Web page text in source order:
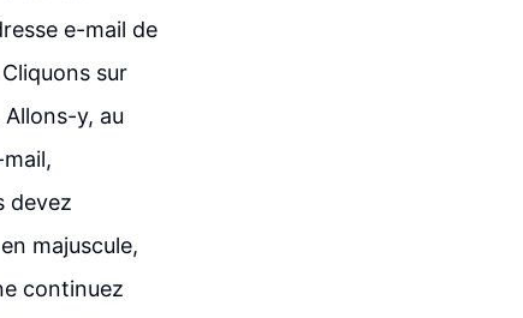
e-mail de
sur
y, au
devez
majuscule,
continuez